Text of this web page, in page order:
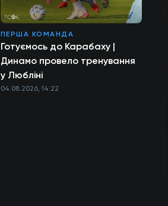
ПЕРША КОМАНДА
Готуємось до Карабаху |
Динамо провело тренування
у Любліні
04.08.2026, 14:22